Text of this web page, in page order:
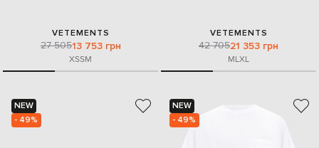
VETEMENTS
27 50513 753 грн
XSSM
VETEMENTS
42 70521 353 грн
MLXL
NEW
- 49%
NEW
- 49%